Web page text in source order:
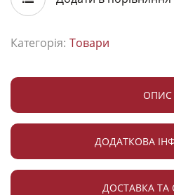
Категорія: Товари
ОПИС
ДОДАТКОВА
ДОСТАВКА ТА